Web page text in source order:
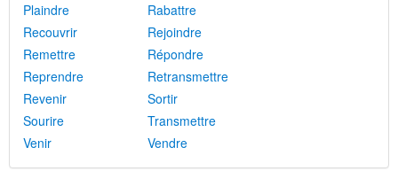
Plaindre
Rabattre
Recouvrir
Rejoindre
Remettre
Répondre
Reprendre
Retransmettre
Revenir
Sortir
Sourire
Transmettre
Venir
Vendre